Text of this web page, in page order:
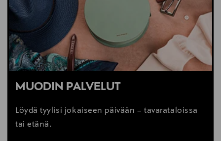
MUODIN PALVELUT
Löydä tyylisi jokaiseen päivään – tavarataloissa
tai etänä.